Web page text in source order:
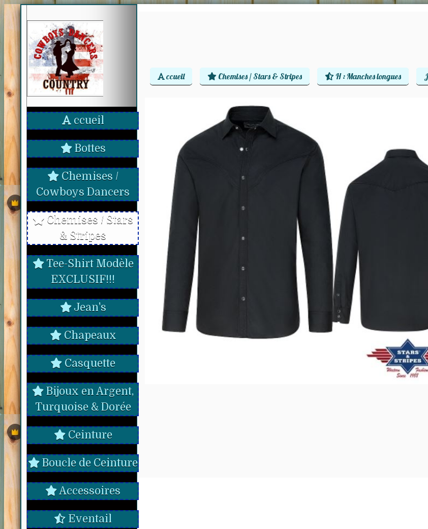
ccueil
Bottes
Chemises /
Cowboys Dancers
Chemises / Stars
& Stripes
Tee-Shirt Modèle
EXCLUSIF!!!
Jean's
Chapeaux
Casquette
Bijoux en Argent,
Turquoise & Dorée
Ceinture
Boucle de Ceinture
Accessoires
Eventail
ccueil Chemises / Stars & Stripes H : Manches longues